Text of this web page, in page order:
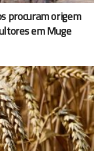
procuram origem
em Muge